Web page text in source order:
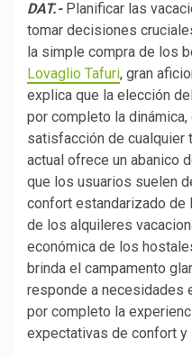
DAT.-Planificar las
tomar decisiones
la simple compra de los
Lovaglio Tafuri, gran
explica que la elección
por completo la
satisfacción de cualquier
actual ofrece un abanico
que los usuarios suelen
confort estandarizado de
de los alquileres
económica de los
brinda el campamento
responde a necesidades
por completo la
expectativas de confort y